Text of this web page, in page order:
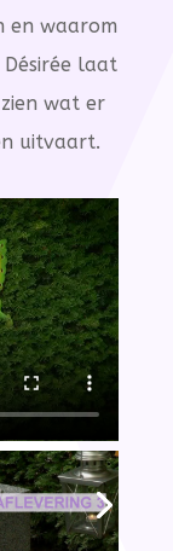
en waarom
laat
wat er
uitvaart.